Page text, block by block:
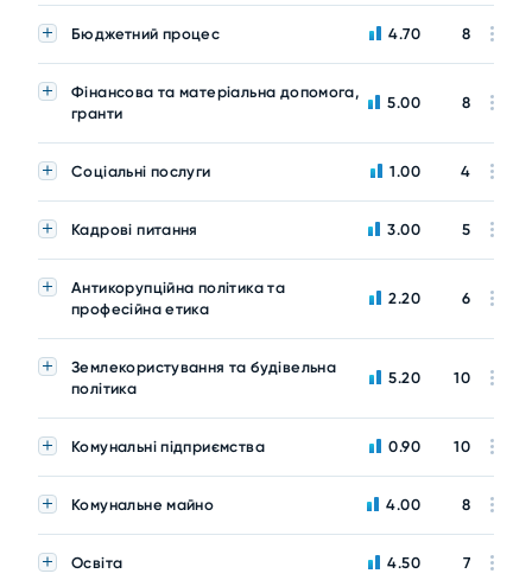
Бюджетний процес 4.70 8
Фінансова та матеріальна допомога,
гранти
5.00 8
Соціальні послуги 1.00 4
Кадрові питання 3.00 5
Антикорупційна політика та
професійна етика
2.20 6
Землекористування та будівельна
політика
5.20 10
Комунальні підприємства 0.90 10
Комунальне майно 4.00 8
Освіта 4.50 7